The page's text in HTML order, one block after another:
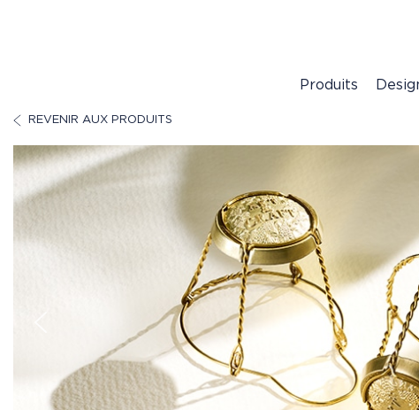
Produits
REVENIR AUX PRODUITS